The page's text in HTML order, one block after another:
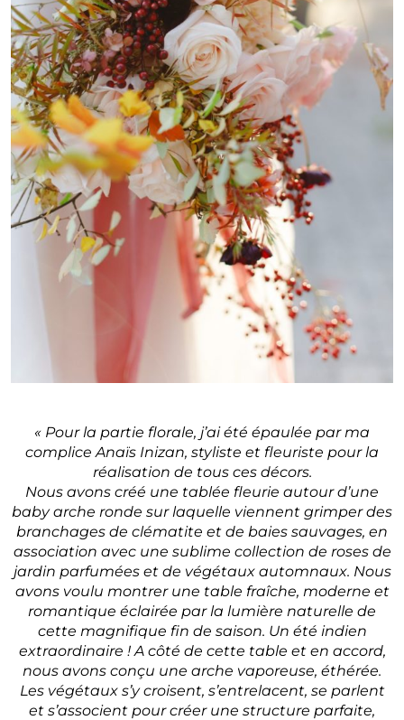
« Pour la partie florale, j’ai été épaulée par ma
complice Anaïs Inizan, styliste et fleuriste pour la
réalisation de tous ces décors.
Nous avons créé une tablée fleurie autour d’une
baby arche ronde sur laquelle viennent grimper des
branchages de clématite et de baies sauvages, en
association avec une sublime collection de roses de
jardin parfumées et de végétaux automnaux. Nous
avons voulu montrer une table fraîche, moderne et
romantique éclairée par la lumière naturelle de
cette magnifique fin de saison. Un été indien
extraordinaire ! A côté de cette table et en accord,
nous avons conçu une arche vaporeuse, éthérée.
Les végétaux s’y croisent, s’entrelacent, se parlent
et s’associent pour créer une structure parfaite,